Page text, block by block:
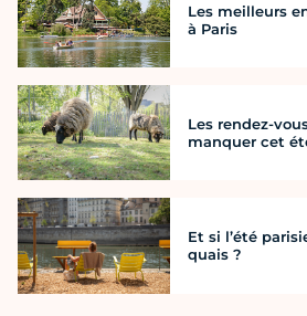
Les meilleurs
à Paris
Les rendez-
manquer cet
Et si l’été
quais ?